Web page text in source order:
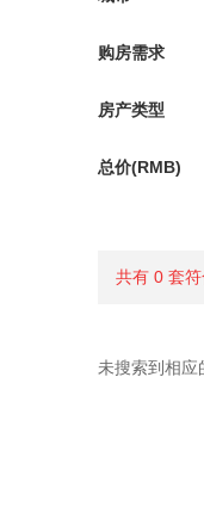
购房需求
房产类型
总价(RMB)
共有 0 套
未搜索到相应